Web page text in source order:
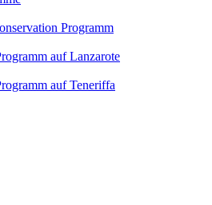
Programm
auf Lanzarote
auf Teneriffa